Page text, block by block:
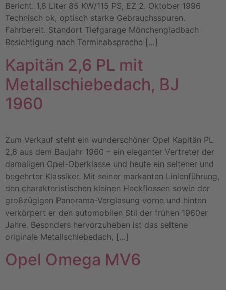
Bericht. 1,8 Liter 85 KW/115 PS, EZ 2. Oktober 1996
Technisch ok, optisch starke Gebrauchsspuren.
Fahrbereit. Standort Tiefgarage Mönchengladbach
Besichtigung nach Terminabsprache […]
Kapitän 2,6 PL mit
Metallschiebedach, BJ
1960
Zum Verkauf steht ein wunderschöner Opel Kapitän PL
2,6 aus dem Baujahr 1960 – ein eleganter Vertreter der
damaligen Opel-Oberklasse und heute ein seltener und
begehrter Klassiker. Mit seiner markanten Linienführung,
den charakteristischen kleinen Heckflossen sowie der
großzügigen Panorama-Verglasung vorne und hinten
verkörpert er den automobilen Stil der frühen 1960er
Jahre. Besonders hervorzuheben ist das seltene
originale Metallschiebedach, […]
Opel Omega MV6